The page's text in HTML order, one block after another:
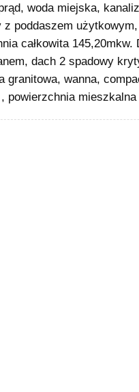
woda miejska,
poddaszem użytkowym,
całkowita 145,20mkw.
dach 2 spadowy
granitowa, wanna,
powierzchnia mieszkalna